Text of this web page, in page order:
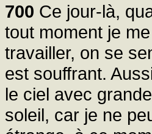
700 Ce jour-là,
tout moment je
travailler, on se
est souffrant.
le ciel avec
soleil, car je ne